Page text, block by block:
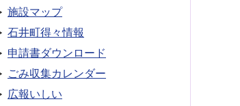
施設マップ
石井町得々情報
申請書ダウンロード
ごみ収集カレンダー
広報いしい